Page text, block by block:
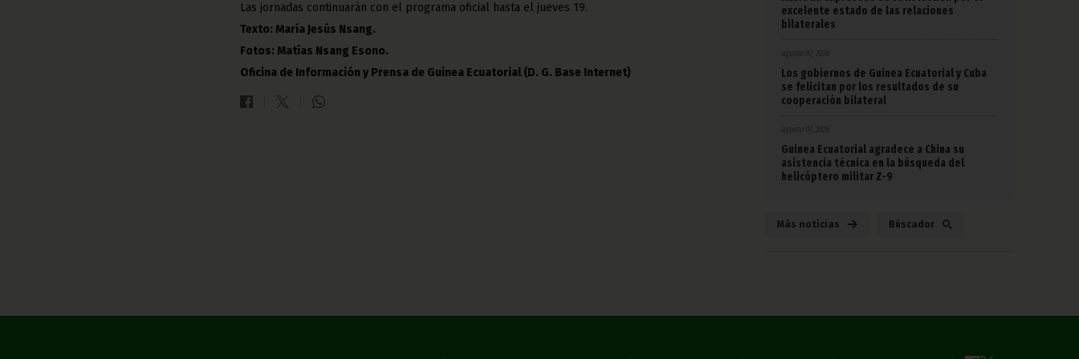
Las jornadas continuarán con el programa oficial hasta el jueves 19.
Texto: María Jesús Nsang.
Fotos: Matías Nsang Esono.
Oficina de Información y Prensa de Guinea Ecuatorial (D. G. Base Internet)
excelente estado de las relaciones
bilaterales
agosto 07, 2026
Los gobiernos de Guinea Ecuatorial y Cuba
se felicitan por los resultados de su
cooperación bilateral
agosto 07, 2026
Guinea Ecuatorial agradece a China su
asistencia técnica en la búsqueda del
helicóptero militar Z-9
Más noticias Búscador